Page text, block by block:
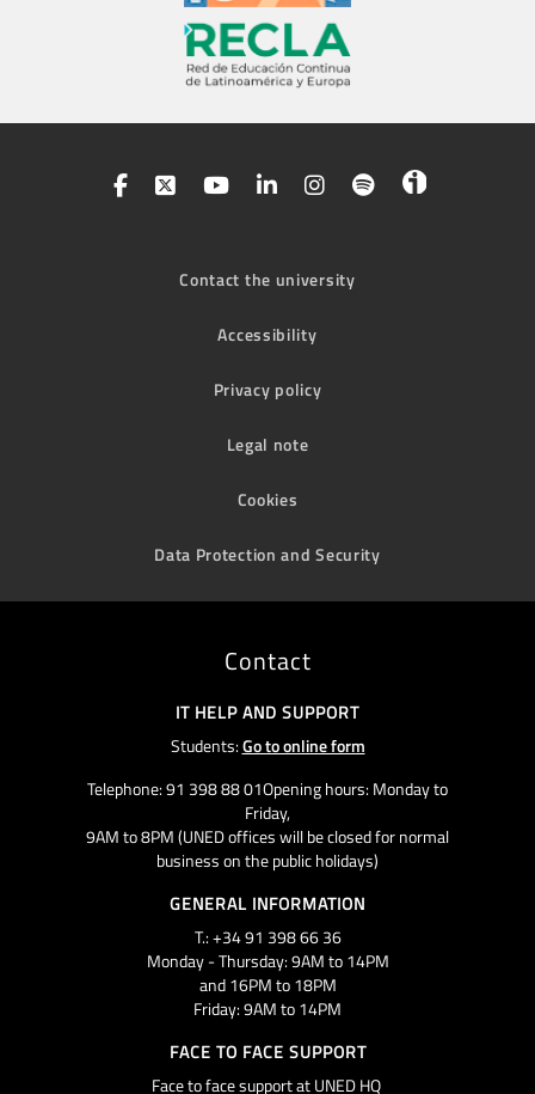
Contact the university
Accessibility
Privacy policy
Legal note
Cookies
Data Protection and Security
Contact
IT HELP AND SUPPORT
Students:Go to online form
Telephone: 91 398 88 01Opening hours: Monday to
Friday,
9AM to 8PM (UNED offices will be closed for normal
business on the public holidays)
GENERAL INFORMATION
T.: +34 91 398 66 36
Monday - Thursday: 9AM to 14PM
and 16PM to 18PM
Friday: 9AM to 14PM
FACE TO FACE SUPPORT
Face to face support at UNED HQ